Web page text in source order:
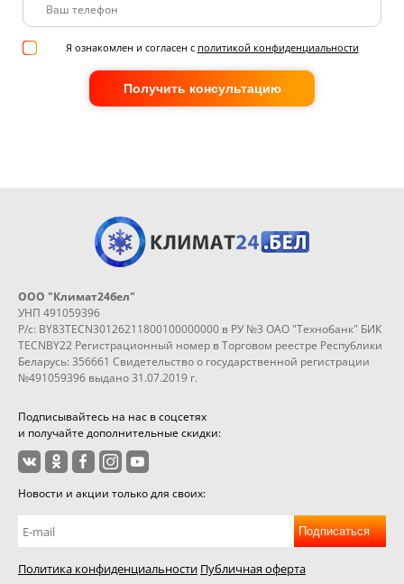
Я ознакомлен и согласен с политикой конфиденциальности
Получить консультацию
ООО "Климат24бел"
УНП 491059396
Р/с: BY83TECN30126211800100000000 в РУ №3 ОАО "Технобанк" БИК
TECNBY22 Регистрационный номер в Торговом реестре Республики
Беларусь: 356661 Свидетельство о государственной регистрации
№491059396 выдано 31.07.2019 г.
Подписывайтесь на нас в соцсетях
и получайте дополнительные скидки:
Новости и акции только для своих:
Подписаться
Политика конфиденциальности Публичная оферта